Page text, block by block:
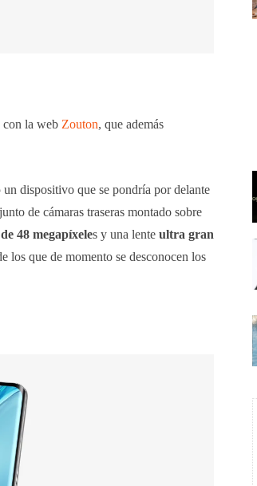
con la web Zouton, que además
dispositivo que se pondría por delante
de cámaras traseras montado sobre
48 megapíxeles y una lente ultra gran
los que de momento se desconocen los